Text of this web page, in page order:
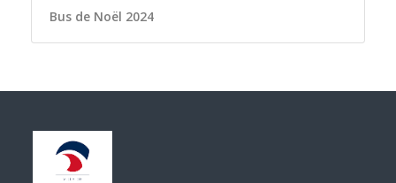
Bus de Noël 2024